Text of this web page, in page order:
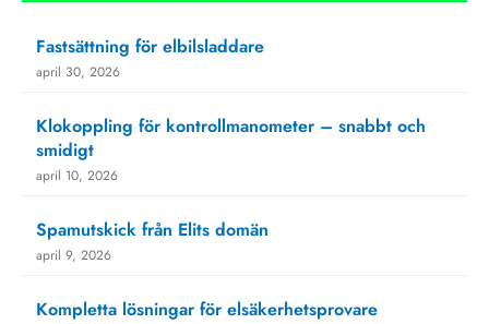
Fastsättning för elbilsladdare
april 30, 2026
Klokoppling för kontrollmanometer – snabbt och
smidigt
april 10, 2026
Spamutskick från Elits domän
april 9, 2026
Kompletta lösningar för elsäkerhetsprovare